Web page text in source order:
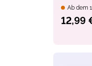
Ab dem
12,99